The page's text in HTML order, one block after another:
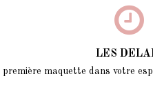
LES
première maquette dans votre